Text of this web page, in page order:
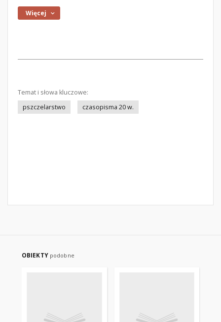
Więcej
Temat i słowa kluczowe:
pszczelarstwo
czasopisma 20 w.
OBIEKTY podobne